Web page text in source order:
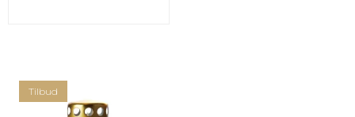
Tilbud